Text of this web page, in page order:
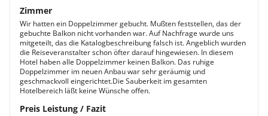
Zimmer
Wir hatten ein Doppelzimmer gebucht. Mußten feststellen, das der
gebuchte Balkon nicht vorhanden war. Auf Nachfrage wurde uns
mitgeteilt, das die Katalogbeschreibung falsch ist. Angeblich wurden
die Reiseveranstalter schon öfter darauf hingewiesen. In diesem
Hotel haben alle Doppelzimmer keinen Balkon. Das ruhige
Doppelzimmer im neuen Anbau war sehr geräumig und
geschmackvoll eingerichtet.Die Sauberkeit im gesamten
Hotelbereich läßt keine Wünsche offen.
Preis Leistung / Fazit